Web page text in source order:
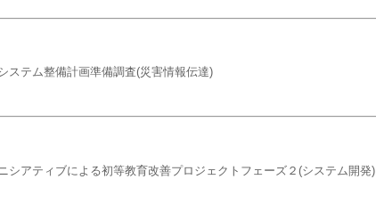
テム整備計画準備調査(災害情報伝達)
アティブによる初等教育改善プロジェクトフェーズ２(システム開発)